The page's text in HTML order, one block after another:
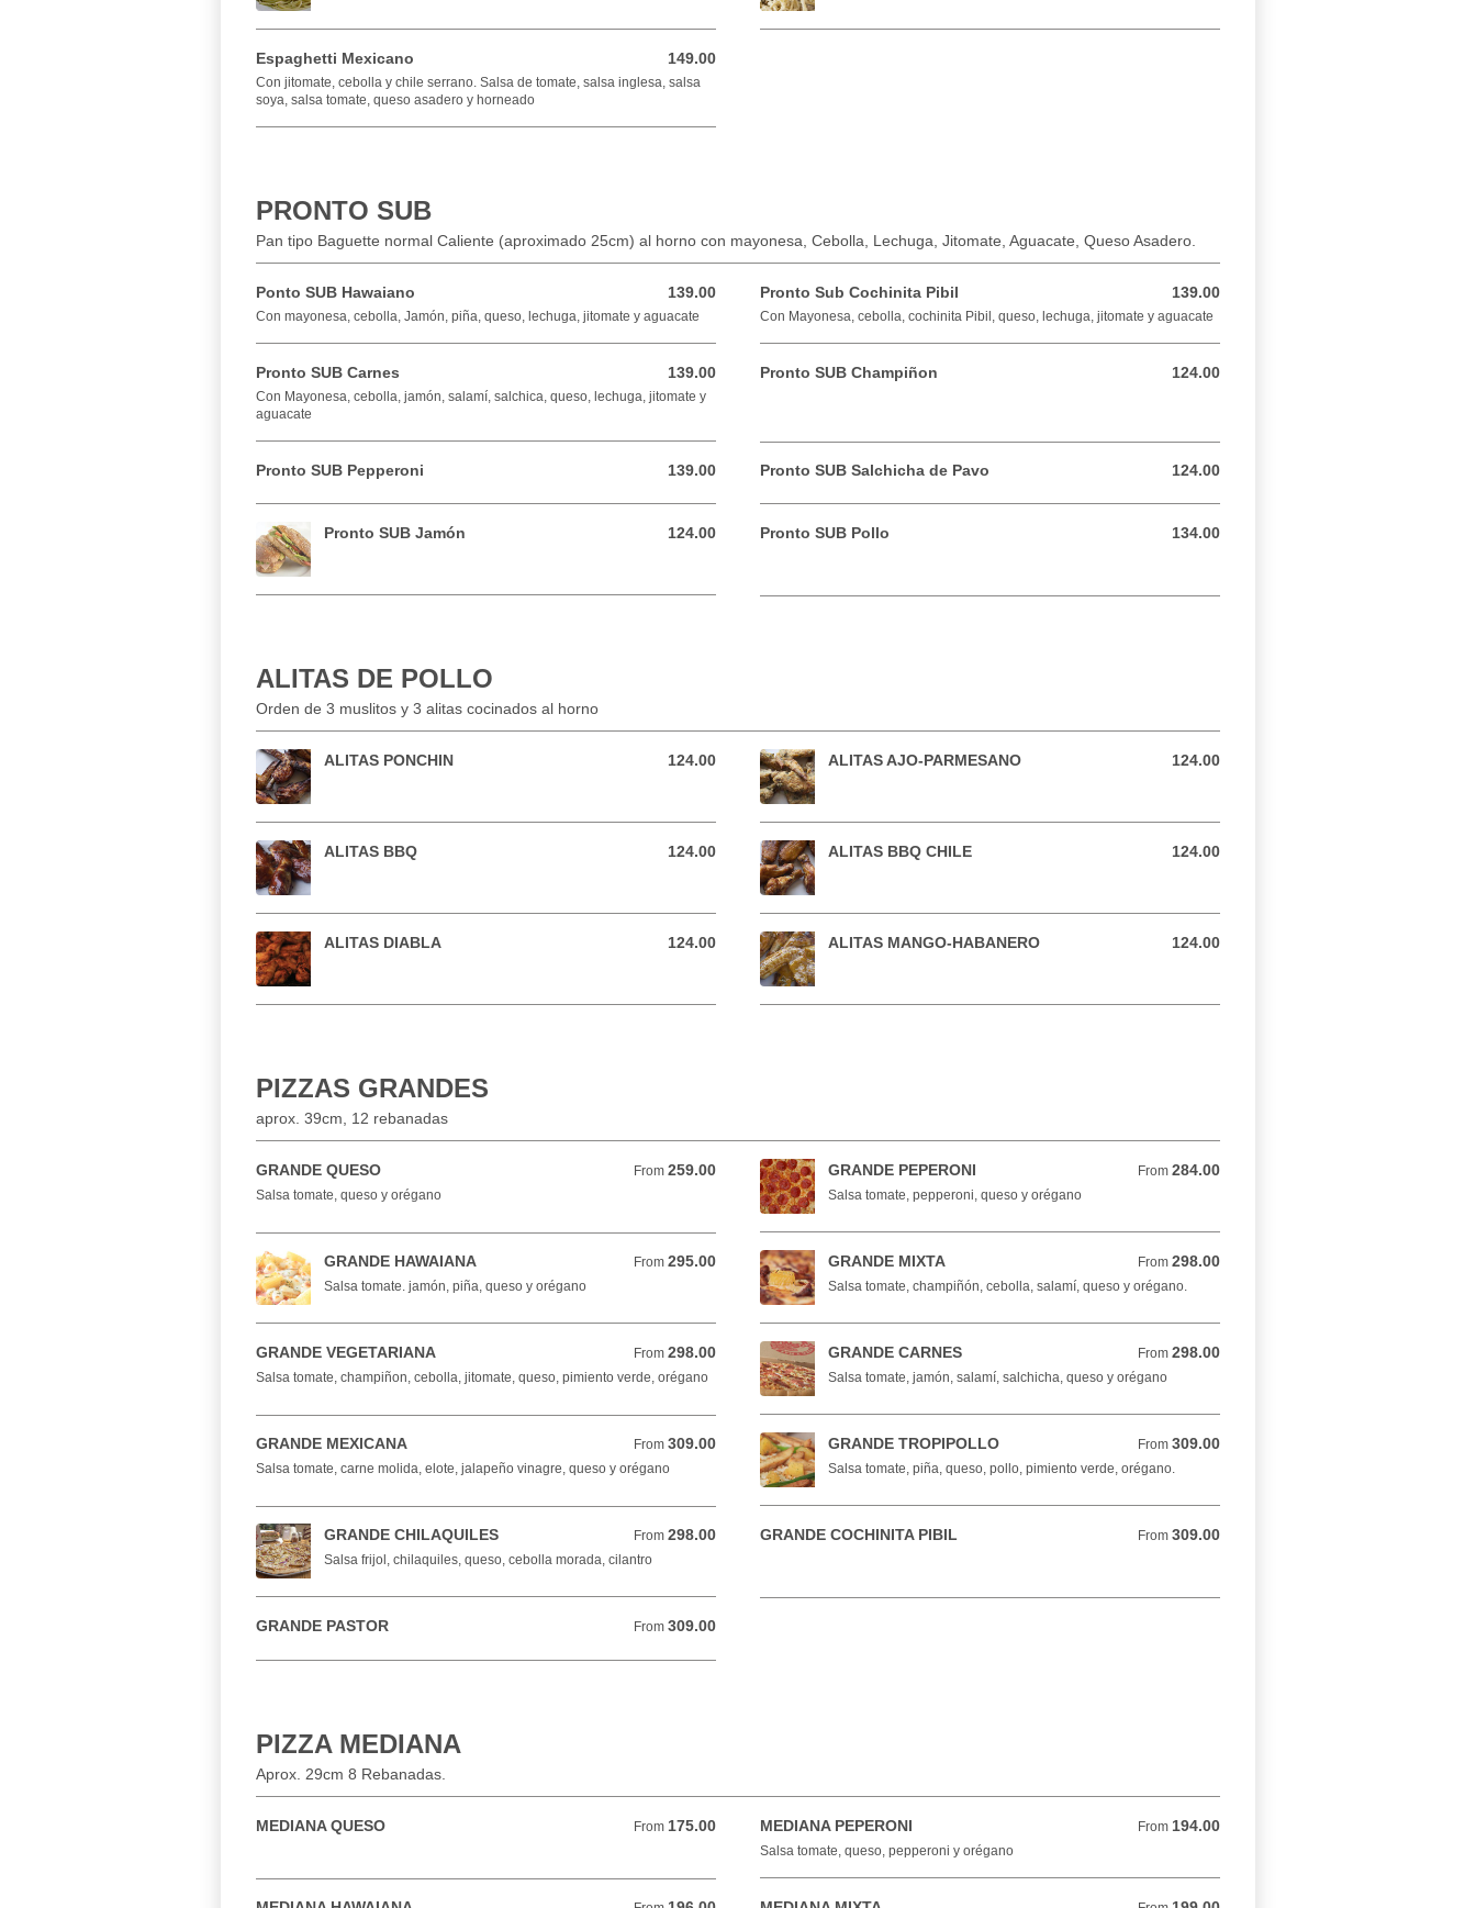
Espaghetti Mexicano 149.00
149.00 MXN
Con jitomate, cebolla y chile serrano. Salsa de tomate, salsa inglesa, salsa
soya, salsa tomate, queso asadero y horneado
PRONTO SUB
Pan tipo Baguette normal Caliente (aproximado 25cm) al horno con mayonesa, Cebolla, Lechuga, Jitomate, Aguacate, Queso Asadero.
Ponto SUB Hawaiano 139.00
139.00 MXN
Con mayonesa, cebolla, Jamón, piña, queso, lechuga, jitomate y aguacate
Pronto Sub Cochinita Pibil 139.00
139.00 MXN
Con Mayonesa, cebolla, cochinita Pibil, queso, lechuga, jitomate y aguacate
Pronto SUB Carnes 139.00
139.00 MXN
Con Mayonesa, cebolla, jamón, salamí, salchica, queso, lechuga, jitomate y
aguacate
Pronto SUB Champiñon 124.00
124.00 MXN
Pronto SUB Pepperoni 139.00
139.00 MXN Pronto SUB Salchicha de Pavo 124.00
124.00 MXN
Pronto SUB Jamón 124.00
124.00 MXN Pronto SUB Pollo 134.00
134.00 MXN
ALITAS DE POLLO
Orden de 3 muslitos y 3 alitas cocinados al horno
ALITAS PONCHIN 124.00
124.00 MXN ALITAS AJO-PARMESANO 124.00
124.00 MXN
ALITAS BBQ 124.00
124.00 MXN ALITAS BBQ CHILE 124.00
124.00 MXN
ALITAS DIABLA 124.00
124.00 MXN ALITAS MANGO-HABANERO 124.00
124.00 MXN
PIZZAS GRANDES
aprox. 39cm, 12 rebanadas
GRANDE QUESO From 259.00
From 259.00 MXN
Salsa tomate, queso y orégano
GRANDE PEPERONI From 284.00
From 284.00 MXN
Salsa tomate, pepperoni, queso y orégano
GRANDE HAWAIANA From 295.00
From 295.00 MXN
Salsa tomate. jamón, piña, queso y orégano
GRANDE MIXTA From 298.00
From 298.00 MXN
Salsa tomate, champiñón, cebolla, salamí, queso y orégano.
GRANDE VEGETARIANA From 298.00
From 298.00 MXN
Salsa tomate, champiñon, cebolla, jitomate, queso, pimiento verde, orégano
GRANDE CARNES From 298.00
From 298.00 MXN
Salsa tomate, jamón, salamí, salchicha, queso y orégano
GRANDE MEXICANA From 309.00
From 309.00 MXN
Salsa tomate, carne molida, elote, jalapeño vinagre, queso y orégano
GRANDE TROPIPOLLO From 309.00
From 309.00 MXN
Salsa tomate, piña, queso, pollo, pimiento verde, orégano.
GRANDE CHILAQUILES From 298.00
From 298.00 MXN
Salsa frijol, chilaquiles, queso, cebolla morada, cilantro
GRANDE COCHINITA PIBIL From 309.00
From 309.00 MXN
GRANDE PASTOR From 309.00
From 309.00 MXN
PIZZA MEDIANA
Aprox. 29cm 8 Rebanadas.
MEDIANA QUESO From 175.00
From 175.00 MXN MEDIANA PEPERONI From 194.00
From 194.00 MXN
Salsa tomate, queso, pepperoni y orégano